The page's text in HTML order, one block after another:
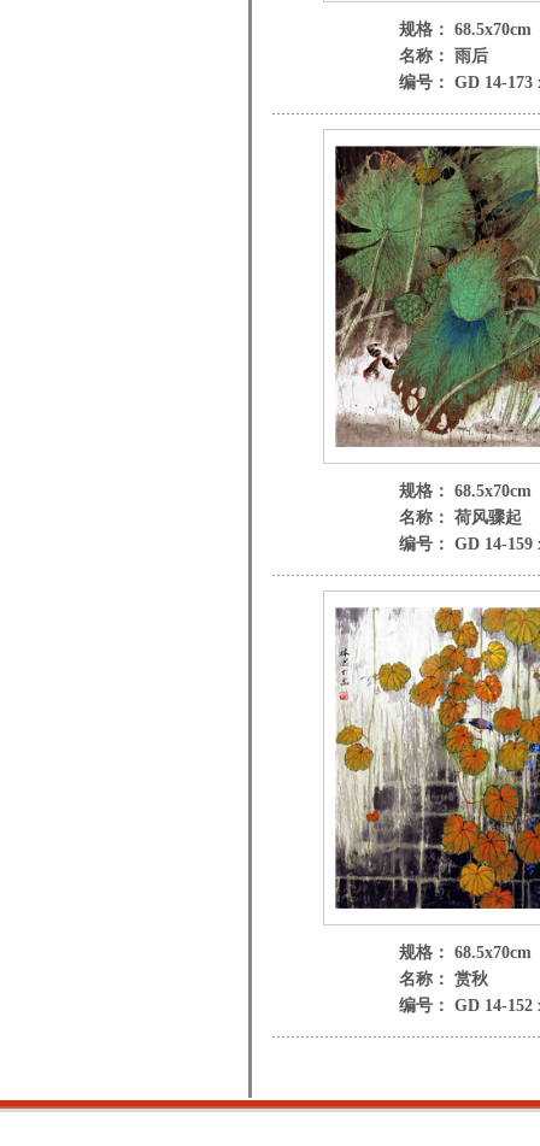
规格： 68.5x70cm
名称： 雨后
编号： GD 14-173
规格： 68.5x70cm
名称： 荷风骤起
编号： GD 14-159
规格： 68.5x70cm
名称： 赏秋
编号： GD 14-152